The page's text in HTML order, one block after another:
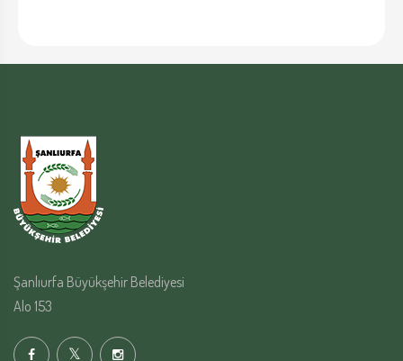
Şanlıurfa Büyükşehir Belediyesi
Alo 153